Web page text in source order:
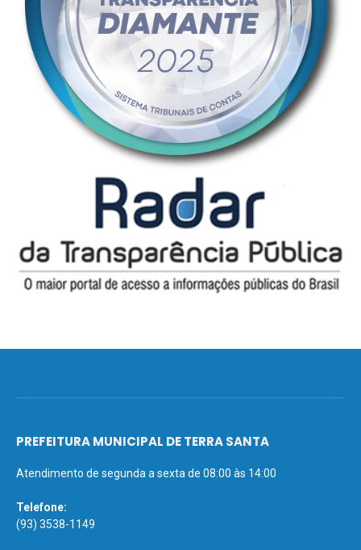
PREFEITURA MUNICIPAL DE TERRA SANTA
Atendimento de segunda a sexta de 08:00 às 14:00
Telefone:
(93) 3538-1149